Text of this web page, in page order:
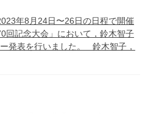
年8月24日〜26日の日程で開催
回記念大会」において，鈴木智子
発表を行いました。 鈴木智子，